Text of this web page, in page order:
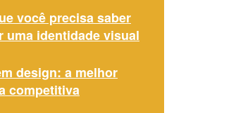
você precisa saber
uma identidade visual
design: a melhor
competitiva